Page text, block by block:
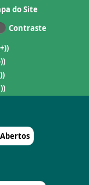
do Site
Contraste